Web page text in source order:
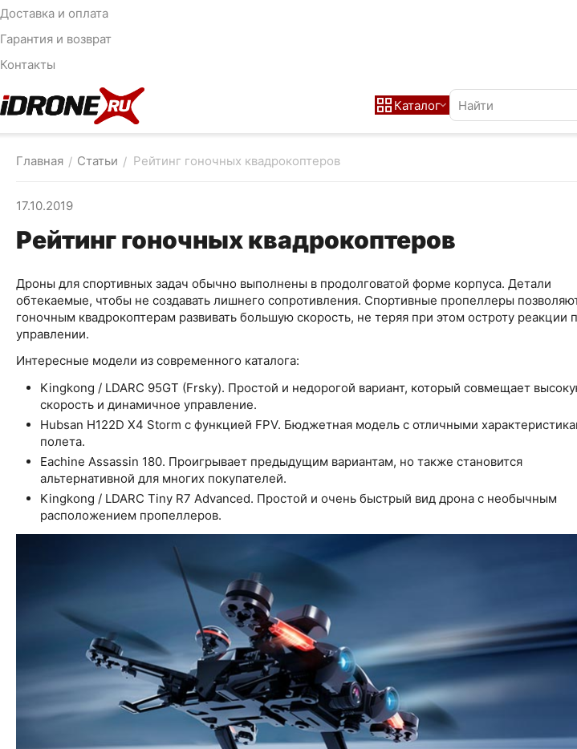
Доставка и оплата
Гарантия и возврат
Контакты
Каталог
Главная / Статьи / Рейтинг гоночных квадрокоптеров
17.10.2019
Рейтинг гоночных квадрокоптеров
Дроны для спортивных задач обычно выполнены в продолговатой форме корпуса. Детали
обтекаемые, чтобы не создавать лишнего сопротивления. Спортивные пропеллеры
гоночным квадрокоптерам развивать большую скорость, не теряя при этом остроту реакции
управлении.
Интересные модели из современного каталога:
Kingkong / LDARC 95GT (Frsky). Простой и недорогой вариант, который совмещает
скорость и динамичное управление.
Hubsan H122D X4 Storm с функцией FPV. Бюджетная модель с отличными
полета.
Eachine Assassin 180. Проигрывает предыдущим вариантам, но также становится
альтернативной для многих покупателей.
Kingkong / LDARC Tiny R7 Advanced. Простой и очень быстрый вид дрона с необычным
расположением пропеллеров.